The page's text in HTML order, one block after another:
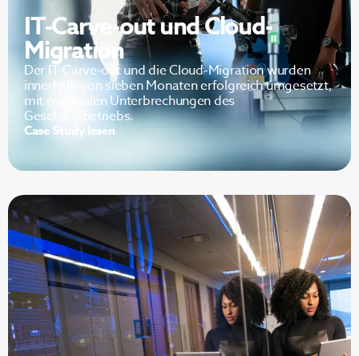
IT-Carve-out und Cloud-
Migration
Der IT-Carve-out und die Cloud-Migration wurden
innerhalb von sieben Monaten erfolgreich umgesetzt,
mit minimalen Unterbrechungen des
Geschäftsbetriebs.
Case Study lesen